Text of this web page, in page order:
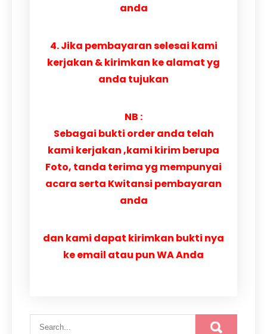
anda
4. Jika pembayaran selesai kami
kerjakan & kirimkan ke alamat yg
anda tujukan
NB :
Sebagai bukti order anda telah
kami kerjakan ,kami kirim berupa
Foto, tanda terima yg mempunyai
acara serta Kwitansi pembayaran
anda
dan kami dapat kirimkan bukti nya
ke email atau pun WA Anda